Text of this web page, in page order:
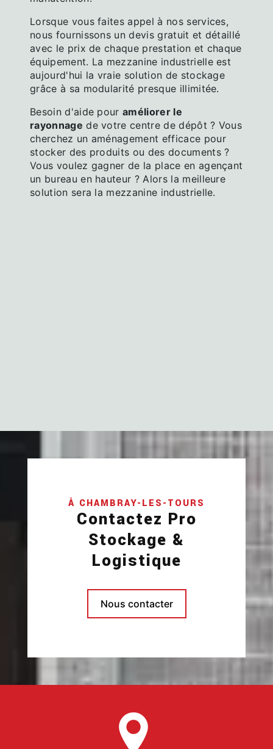
Lorsque vous faites appel à nos services,
nous fournissons un devis gratuit et détaillé
avec le prix de chaque prestation et chaque
équipement. La mezzanine industrielle est
aujourd'hui la vraie solution de stockage
grâce à sa modularité presque illimitée.
Besoin d'aide pouraméliorer le
rayonnage de votre centre de dépôt ? Vous
cherchez un aménagement efficace pour
stocker des produits ou des documents ?
Vous voulez gagner de la place en agençant
un bureau en hauteur ? Alors la meilleure
solution sera la mezzanine industrielle.
À CHAMBRAY-LES-TOURS
Contactez Pro
Stockage &
Logistique
Nous contacter